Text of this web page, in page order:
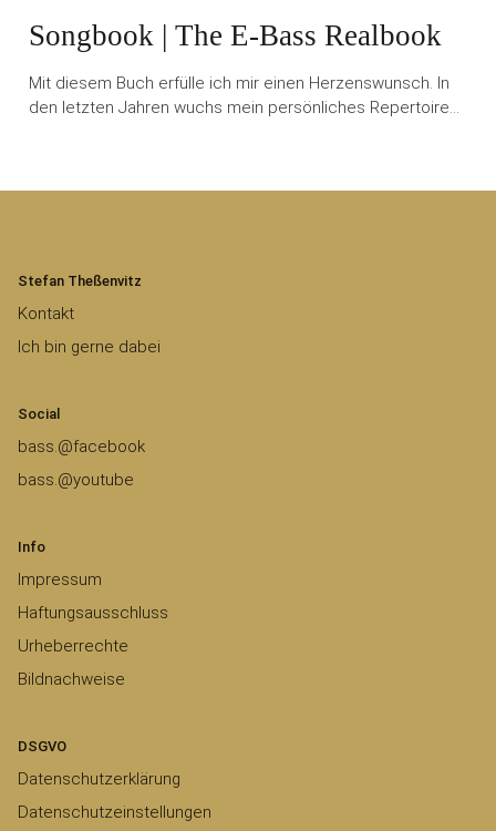
Songbook | The E-Bass Realbook
Mit diesem Buch erfülle ich mir einen Herzenswunsch. In
den letzten Jahren wuchs mein persönliches Repertoire…
Stefan Theßenvitz
Kontakt
Ich bin gerne dabei
Social
bass.@facebook
bass.@youtube
Info
Impressum
Haftungsausschluss
Urheberrechte
Bildnachweise
DSGVO
Datenschutzerklärung
Datenschutzeinstellungen